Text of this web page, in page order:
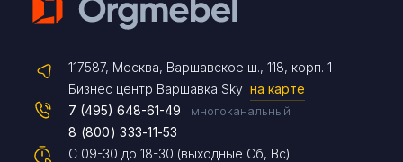
117587, Москва, Варшавское ш., 118, корп. 1
Бизнес центр Варшавка Sky на карте
С 09-30 до 18-30 (выходные Сб, Вс)
7 (495) 648-61-49 многоканальный
8 (800) 333-11-53
Telegram
Max
Чат на сайте